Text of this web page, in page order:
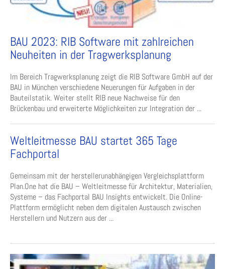
BAU 2023: RIB Software mit zahlreichen
Neuheiten in der Tragwerksplanung
Im Bereich Tragwerksplanung zeigt die RIB Software GmbH auf der
BAU in München verschiedene Neuerungen für Aufgaben in der
Bauteilstatik. Weiter stellt RIB neue Nachweise für den
Brückenbau und erweiterte Möglichkeiten zur Integration der ...
Weltleitmesse BAU startet 365 Tage
Fachportal
Gemeinsam mit der herstellerunabhängigen Vergleichsplattform
Plan.One hat die BAU – Weltleitmesse für Architektur, Materialien,
Systeme – das Fachportal BAU Insights entwickelt. Die Online-
Plattform ermöglicht neben dem digitalen Austausch zwischen
Herstellern und Nutzern aus der ...